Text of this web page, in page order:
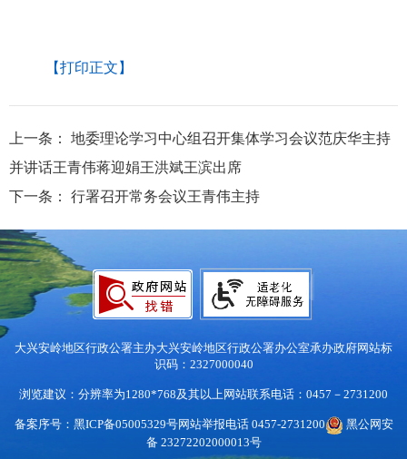
【打印正文】
上一条：
地委理论学习中心组召开集体学习会议范庆华主持
并讲话王青伟蒋迎娟王洪斌王滨出席
下一条：
行署召开常务会议王青伟主持
大兴安岭地区行政公署主办大兴安岭地区行政公署办公室承办政府网站标
识码：2327000040
浏览建议：分辨率为1280*768及其以上网站联系电话：0457－2731200
备案序号：黑ICP备05005329号网站举报电话 0457-2731200
黑公网安
备 23272202000013号